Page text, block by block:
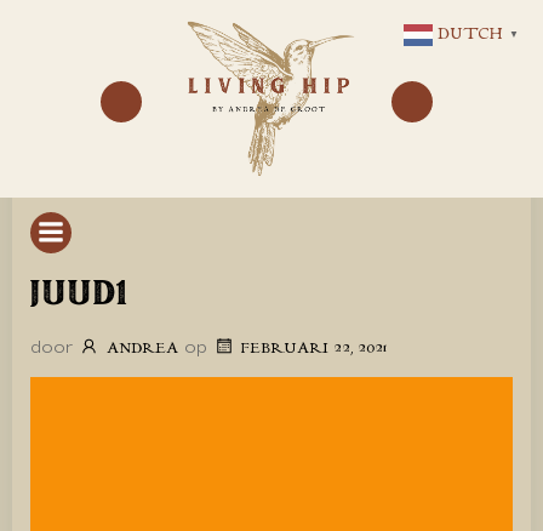
NAAR
DE
INHOUD
JUUD1
door ANDREA op FEBRUARI 22, 2021
DUTCH ▼